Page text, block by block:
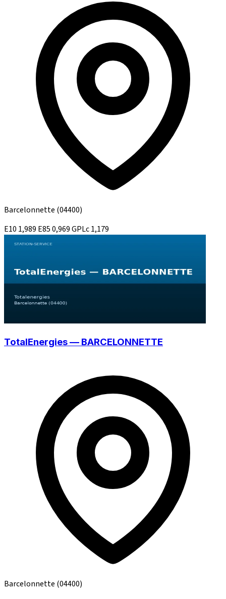
Barcelonnette (04400)
E10 1,989 E850,969GPLc1,179
TotalEnergies — BARCELONNETTE
Barcelonnette (04400)